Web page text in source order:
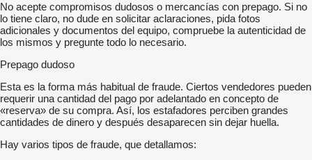
No acepte compromisos dudosos o mercancías con prepago. Si no
lo tiene claro, no dude en solicitar aclaraciones, pida fotos
adicionales y documentos del equipo, compruebe la autenticidad de
los mismos y pregunte todo lo necesario.
Prepago dudoso
Esta es la forma más habitual de fraude. Ciertos vendedores pueden
requerir una cantidad del pago por adelantado en concepto de
«reserva» de su compra. Así, los estafadores perciben grandes
cantidades de dinero y después desaparecen sin dejar huella.
Hay varios tipos de fraude, que detallamos: